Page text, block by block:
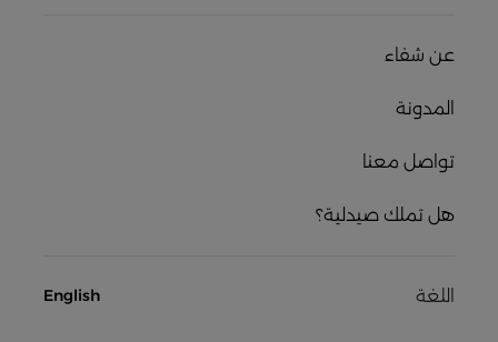
عن شفاء
المدونة
تواصل معنا
هل تملك صيدلية؟
اللغة English